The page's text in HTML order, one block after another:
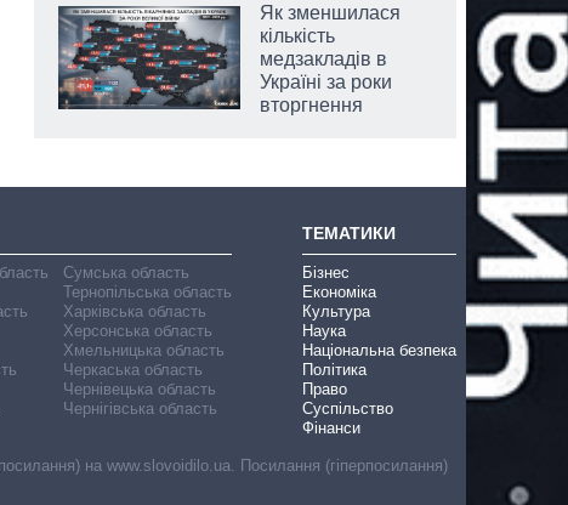
Як зменшилася
кількість
медзакладів в
Україні за роки
вторгнення
Сумська область
Тернопільська область
Харківська область
Херсонська область
Хмельницька область
Черкаська область
Чернівецька область
Чернігівська область
ТЕМАТИКИ
Бізнес
Економіка
Культура
Наука
Національна безпека
Політика
Право
Суспільство
Фінанси
на www.slovoidilo.ua. Посилання (гіперпосилання)